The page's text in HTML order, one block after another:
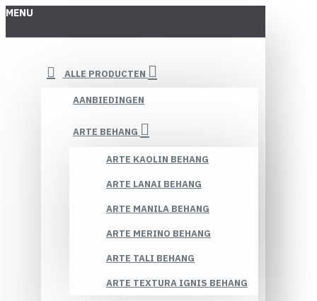
MENU
ALLE PRODUCTEN
AANBIEDINGEN
ARTE BEHANG
ARTE KAOLIN BEHANG
ARTE LANAI BEHANG
ARTE MANILA BEHANG
ARTE MERINO BEHANG
ARTE TALI BEHANG
ARTE TEXTURA IGNIS BEHANG